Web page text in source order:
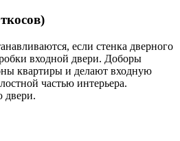
если стенка дверного
входной двери. Доборы
квартиры и делают входную
частью интерьера.
двери.